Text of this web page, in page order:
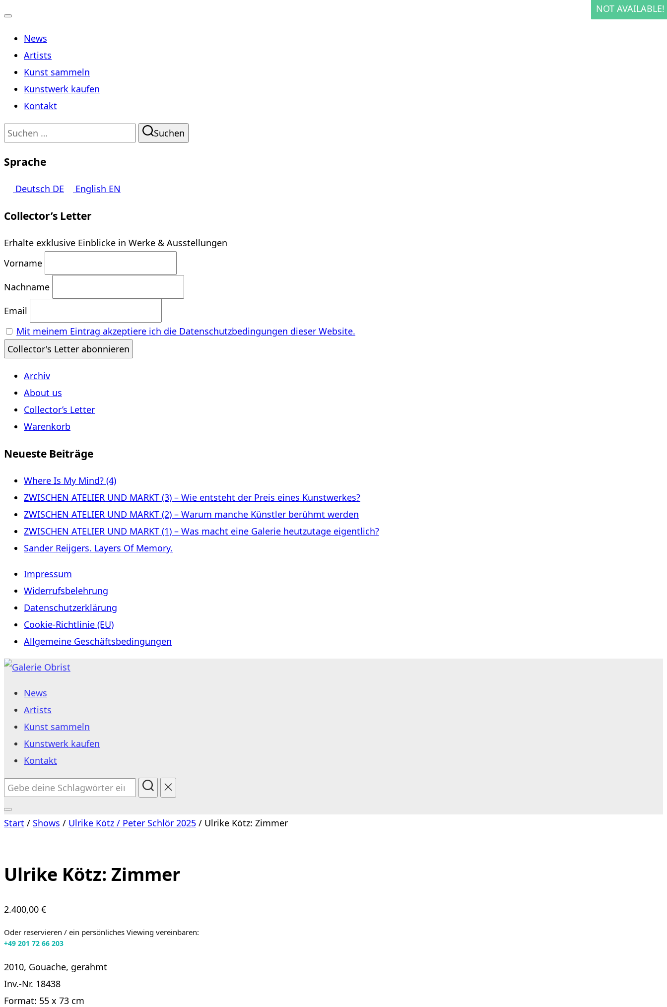
umschalten
News
Artists
Kunst sammeln
Kunstwerk kaufen
Kontakt
Suchen
Suchen
Sprache
Deutsch DE English EN
Collector’s Letter
Erhalte exklusive Einblicke in Werke & Ausstellungen
Vorname
Nachname
Email
Mit meinem Eintrag akzeptiere ich die Datenschutzbedingungen dieser Website.
Archiv
About us
Collector’s Letter
Warenkorb
Neueste Beiträge
Where Is My Mind? (4)
ZWISCHEN ATELIER UND MARKT (3) – Wie entsteht der Preis eines Kunstwerkes?
ZWISCHEN ATELIER UND MARKT (2) – Warum manche Künstler berühmt werden
ZWISCHEN ATELIER UND MARKT (1) – Was macht eine Galerie heutzutage eigentlich?
Sander Reijgers. Layers Of Memory.
Impressum
Widerrufsbelehrung
Datenschutzerklärung
Cookie-Richtlinie (EU)
Allgemeine Geschäftsbedingungen
Zum
springen
News
Artists
Kunst sammeln
Kunstwerk kaufen
Kontakt
Suchen
Seitenleiste
umschalten
Start / Shows / Ulrike Kötz / Peter Schlör 2025 / Ulrike Kötz: Zimmer
Ulrike Kötz: Zimmer
2.400,00 €
Oder reservieren / ein persönliches Viewing vereinbaren:
+49 201 72 66 203
2010, Gouache, gerahmt
Inv.-Nr. 18438
Format: 55 x 73 cm
NOT AVAILABLE!
NOT AVAILABLE!